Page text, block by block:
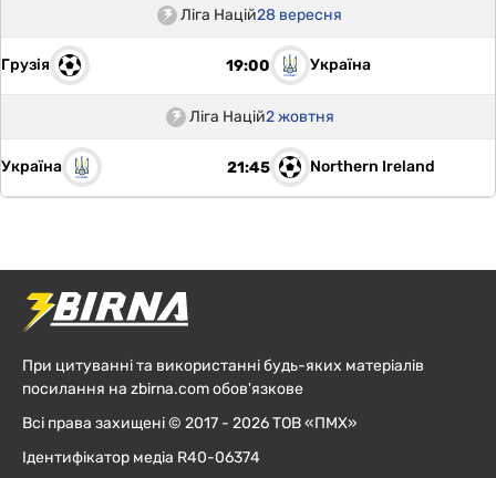
Ліга Націй28 вересня
Грузія 19:00 Україна
Ліга Націй2 жовтня
Україна 21:45 Northern Ireland
При цитуванні та використанні будь-яких матеріалів
посилання на zbirna.com обов'язкове
Всі права захищені © 2017 - 2026 ТОВ «ПМХ»
Ідентифікатор медіа R40-06374